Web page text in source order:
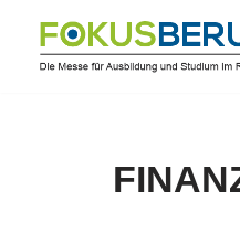
Zum